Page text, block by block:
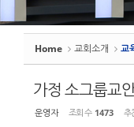
Home 교회소개 교
가정 소그룹교
운영자 조회 수 1473 추